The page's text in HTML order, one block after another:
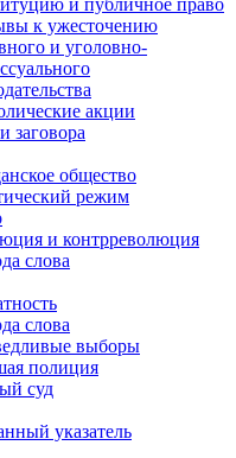
и публичное право
к ужесточению
и уголовно-
акции
заговора
общество
режим
и контрреволюция
слова
слова
выборы
полиция
суд
указатель